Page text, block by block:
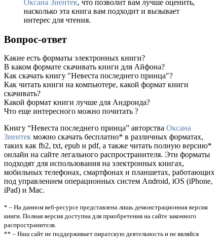
Оксана Зиентек, что позволит вам лучше оценить,
насколько эта книга вам подходит и вызывает
интерес для чтения.
Вопрос-ответ
Какие есть форматы электронных книги?
В каком формате скачивать книги для Айфона?
Как скачать книгу "Невеста последнего принца"?
Как читать книги на компьютере, какой формат книги
скачивать?
Какой формат книги лучше для Андроида?
Что еще интересного можно почитать ?
Книгу “Невеста последнего принца” авторства Оксана
Зиентек можно скачать бесплатно* в различных форматах,
таких как fb2, txt, epub и pdf, а также читать полную версию*
онлайн на сайте легального распространителя. Эти форматы
подходят для использования на электронных книгах,
мобильных телефонах, смартфонах и планшетах, работающих
под управлением операционных систем Android, iOS (iPhone,
iPad) и Mac.
* – На данном веб-ресурсе представлена лишь демонстрационная версия
книги. Полная версия доступна для приобретения на сайте законного
распространителя.
** – Наш сайт не поддерживает пиратскую деятельность и не являйся